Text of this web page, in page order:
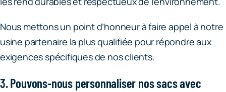
Nous mettons un point d’honneur à faire appel à notre
usine partenaire la plus qualifiée pour répondre aux
exigences spécifiques de nos clients.
3. Pouvons-nous personnaliser nos sacs avec